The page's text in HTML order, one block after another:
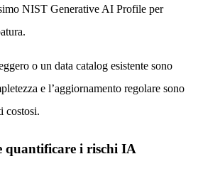
NIST Generative AI Profile per
o un data catalog esistente sono
e l’aggiornamento regolare sono
costosi.
quantificare i rischi IA